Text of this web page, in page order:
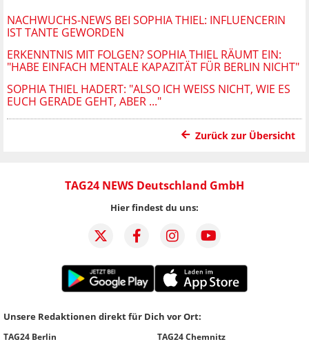
NACHWUCHS-NEWS BEI SOPHIA THIEL: INFLUENCERIN
IST TANTE GEWORDEN
ERKENNTNIS MIT FOLGEN? SOPHIA THIEL RÄUMT EIN:
"HABE EINFACH MENTALE KAPAZITÄT FÜR BERLIN NICHT"
SOPHIA THIEL HADERT: "ALSO ICH WEISS NICHT, WIE ES E
UCH GERADE GEHT, ABER ..."
Zurück zur Übersicht
TAG24 NEWS Deutschland GmbH
Hier findest du uns:
Unsere Redaktionen direkt für Dich vor Ort:
TAG24 Berlin
TAG24 Chemnitz